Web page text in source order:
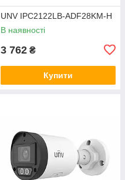
UNV IPC2122LB-ADF28KM-H
В наявності
3 762 ₴
Купити